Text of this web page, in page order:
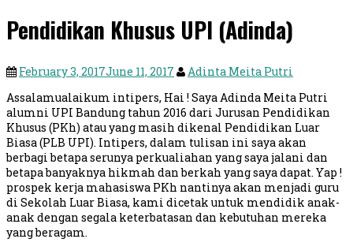
Pendidikan Khusus UPI (Adinda)
February 3, 2017June 11, 2017
Adinta Meita Putri
Assalamualaikum intipers, Hai ! Saya Adinda Meita Putri
alumni UPI Bandung tahun 2016 dari Jurusan Pendidikan
Khusus (PKh) atau yang masih dikenal Pendidikan Luar
Biasa (PLB UPI). Intipers, dalam tulisan ini saya akan
berbagi betapa serunya perkualiahan yang saya jalani dan
betapa banyaknya hikmah dan berkah yang saya dapat. Yap !
prospek kerja mahasiswa PKh nantinya akan menjadi guru
di Sekolah Luar Biasa, kami dicetak untuk mendidik anak-
anak dengan segala keterbatasan dan kebutuhan mereka
yang beragam.